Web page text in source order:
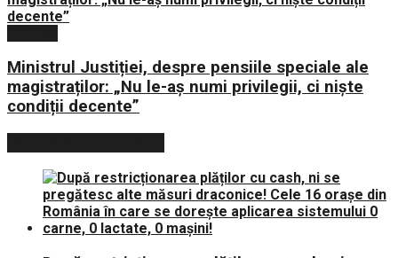
Ministrul Justiției, despre pensiile speciale ale
magistraților: „Nu le-aș numi privilegii, ci niște
condiții decente”